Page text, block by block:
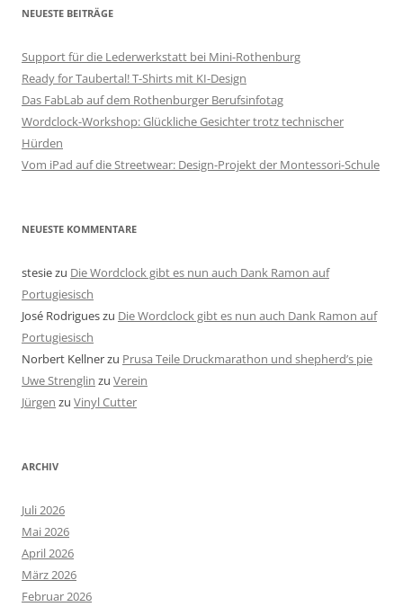
NEUESTE BEITRÄGE
Support für die Lederwerkstatt bei Mini-Rothenburg
Ready for Taubertal! T-Shirts mit KI-Design
Das FabLab auf dem Rothenburger Berufsinfotag
Wordclock-Workshop: Glückliche Gesichter trotz technischer
Hürden
Vom iPad auf die Streetwear: Design-Projekt der Montessori-Schule
NEUESTE KOMMENTARE
stesiezu Die Wordclock gibt es nun auch Dank Ramon auf
Portugiesisch
José Rodrigueszu Die Wordclock gibt es nun auch Dank Ramon auf
Portugiesisch
Norbert Kellnerzu Prusa Teile Druckmarathon und shepherd’s pie
Uwe Strenglin zu Verein
Jürgen zu Vinyl Cutter
ARCHIV
Juli 2026
Mai 2026
April 2026
März 2026
Februar 2026